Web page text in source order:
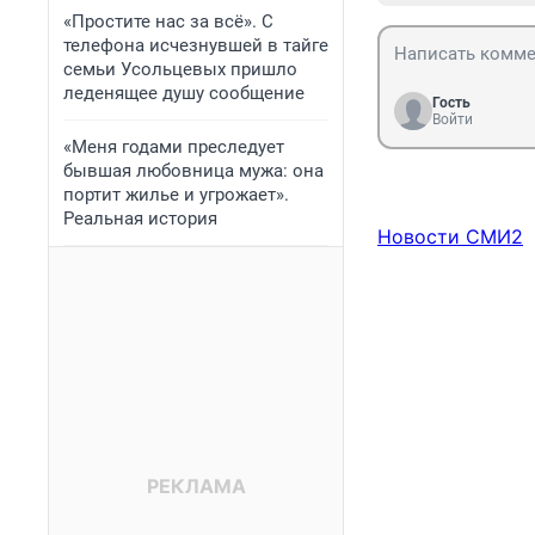
«Простите нас за всё». С
телефона исчезнувшей в тайге
семьи Усольцевых пришло
леденящее душу сообщение
«Меня годами преследует
бывшая любовница мужа: она
портит жилье и угрожает».
Реальная история
Гость
Войти
Новости СМИ2